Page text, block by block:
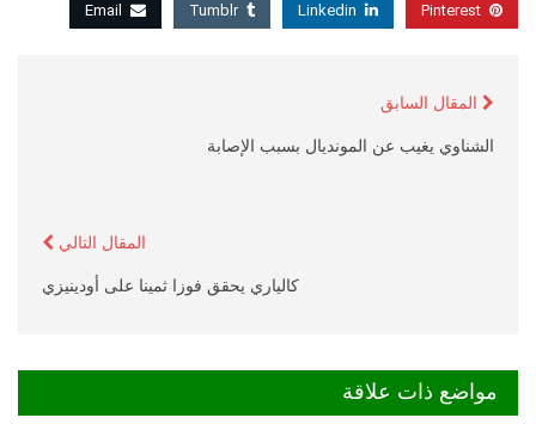
Pinterest
Linkedin
Tumblr
Email
المقال السابق
الشناوي يغيب عن المونديال بسبب الإصابة
المقال التالي
كالياري يحقق فوزا ثمينا على أودينيزي
مواضع ذات علاقة